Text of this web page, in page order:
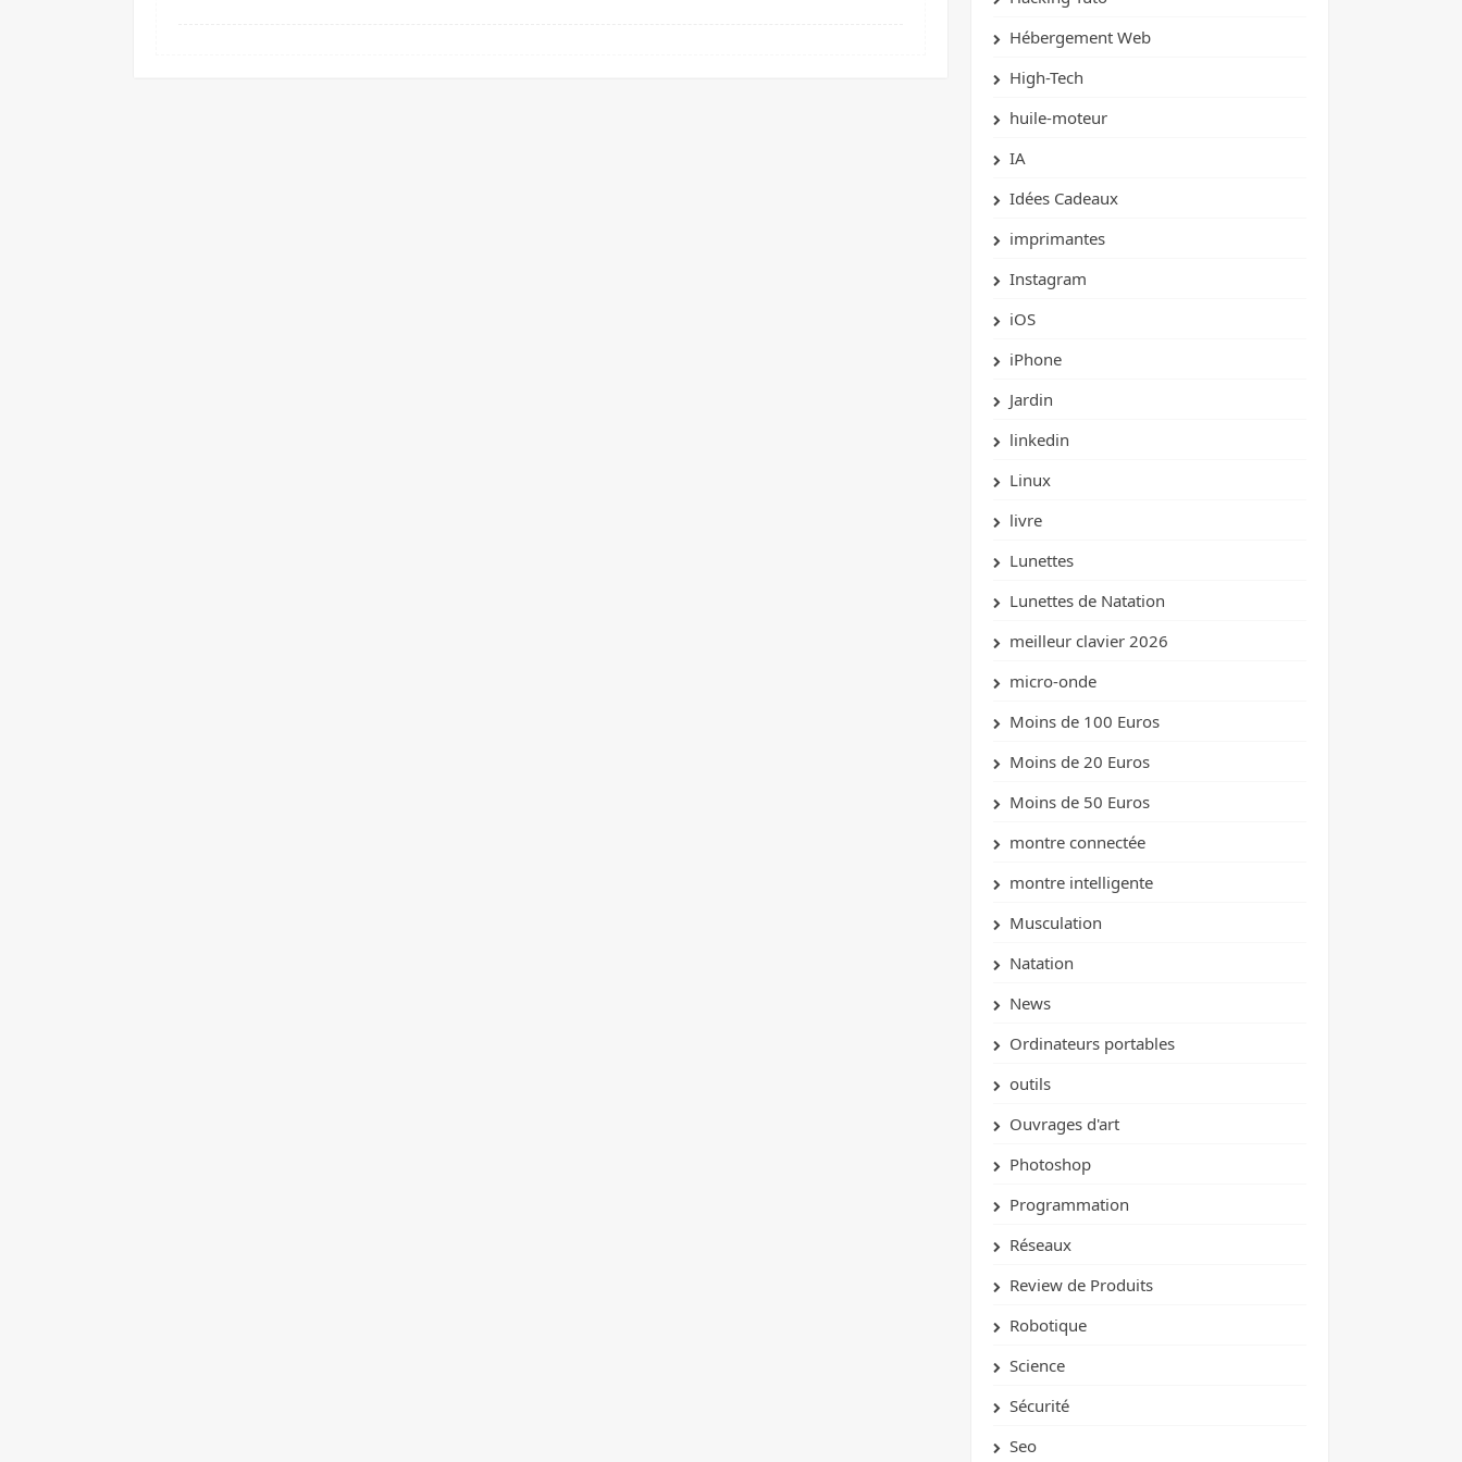
Hébergement Web
High-Tech
huile-moteur
IA
Idées Cadeaux
imprimantes
Instagram
iOS
iPhone
Jardin
linkedin
Linux
livre
Lunettes
Lunettes de Natation
meilleur clavier 2026
micro-onde
Moins de 100 Euros
Moins de 20 Euros
Moins de 50 Euros
montre connectée
montre intelligente
Musculation
Natation
News
Ordinateurs portables
outils
Ouvrages d'art
Photoshop
Programmation
Réseaux
Review de Produits
Robotique
Science
Sécurité
Seo